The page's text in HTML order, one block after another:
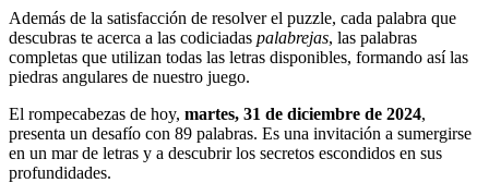
Además de la satisfacción de resolver el puzzle, cada palabra que
descubras te acerca a las codiciadas palabrejas, las palabras
completas que utilizan todas las letras disponibles, formando así las
piedras angulares de nuestro juego.
El rompecabezas de hoy, martes, 31 de diciembre de 2024,
presenta un desafío con 89 palabras. Es una invitación a sumergirse
en un mar de letras y a descubrir los secretos escondidos en sus
profundidades.